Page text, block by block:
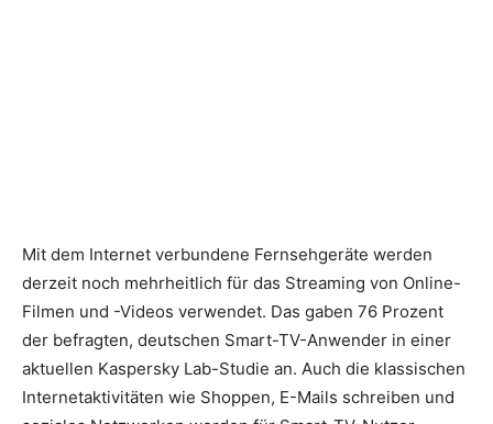
Mit dem Internet verbundene Fernsehgeräte werden
derzeit noch mehrheitlich für das Streaming von Online-
Filmen und -Videos verwendet. Das gaben 76 Prozent
der befragten, deutschen Smart-TV-Anwender in einer
aktuellen Kaspersky Lab-Studie an. Auch die klassischen
Internetaktivitäten wie Shoppen, E-Mails schreiben und